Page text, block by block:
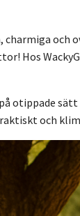
charmiga och
Hos
otippade
och